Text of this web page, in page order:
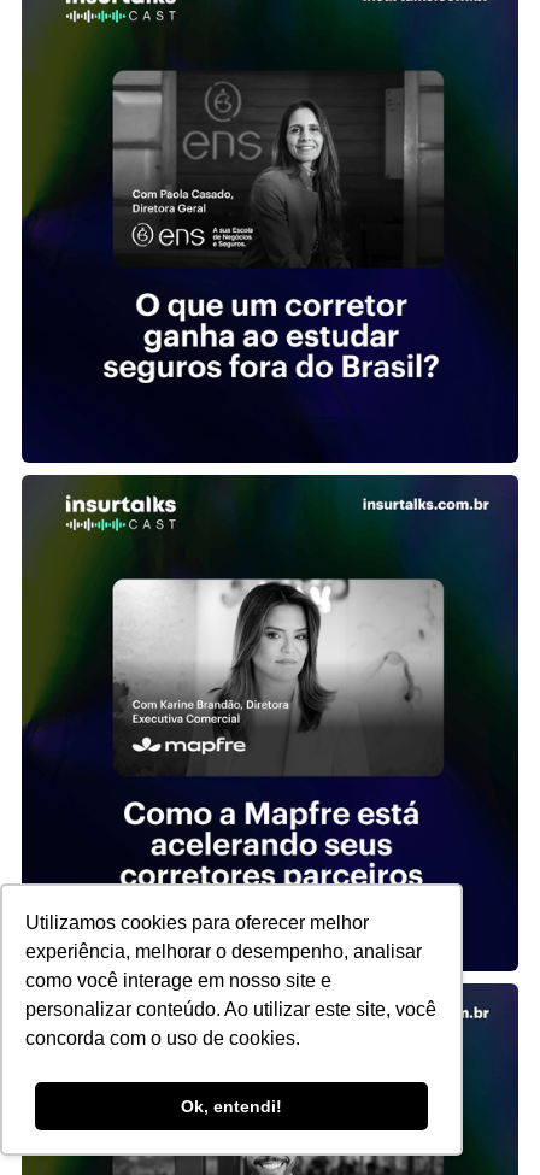
Utilizamos cookies para oferecer melhor
experiência, melhorar o desempenho, analisar
como você interage em nosso site e
personalizar conteúdo. Ao utilizar este site, você
concorda com o uso de cookies.
Ok, entendi!